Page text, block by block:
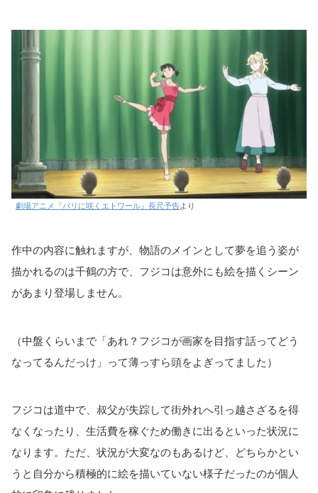
劇場アニメ『パリに咲くエトワール』長尺予告より
作中の内容に触れますが、物語のメインとして夢を追う姿が
描かれるのは千鶴の方で、フジコは意外にも絵を描くシーン
があまり登場しません。
（中盤くらいまで「あれ？フジコが画家を目指す話ってどう
なってるんだっけ」って薄っすら頭をよぎってました）
フジコは道中で、叔父が失踪して街外れへ引っ越さざるを得
なくなったり、生活費を稼ぐため働きに出るといった状況に
なります。ただ、状況が大変なのもあるけど、どちらかとい
うと自分から積極的に絵を描いていない様子だったのが個人